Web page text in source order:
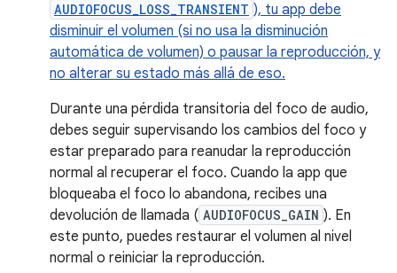
AUDIOFOCUS_LOSS_TRANSIENT ), tu app debe
disminuir el volumen (si no usa la disminución
automática de volumen) o pausar la reproducción, y
no alterar su estado más allá de eso.
Durante una pérdida transitoria del foco de audio,
debes seguir supervisando los cambios del foco y
estar preparado para reanudar la reproducción
normal al recuperar el foco. Cuando la app que
bloqueaba el foco lo abandona, recibes una
devolución de llamada ( AUDIOFOCUS_GAIN ). En
este punto, puedes restaurar el volumen al nivel
normal o reiniciar la reproducción.